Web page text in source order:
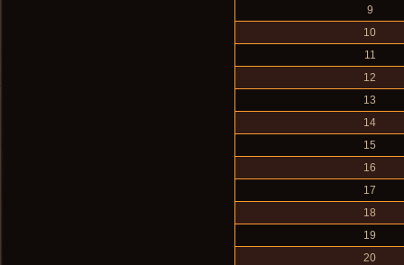
9
10
11
12
13
14
15
16
17
18
19
20